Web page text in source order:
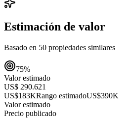
Estimación de valor
Basado en 50 propiedades similares
75%
Valor estimado
US$ 290.621
US$183KRango estimadoUS$390K
Valor estimado
Precio publicado